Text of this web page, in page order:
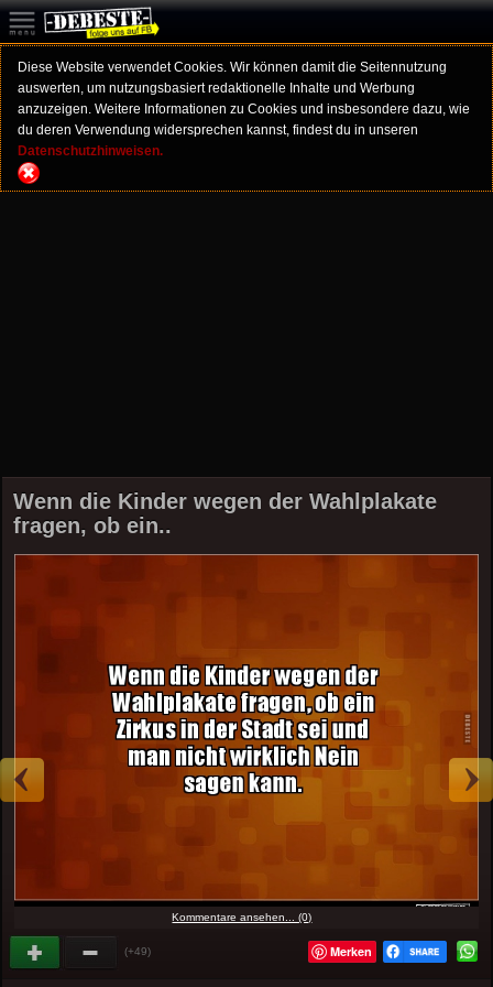
Diese Website verwendet Cookies. Wir können damit die Seitennutzung
auswerten, um nutzungsbasiert redaktionelle Inhalte und Werbung
anzuzeigen. Weitere Informationen zu Cookies und insbesondere dazu, wie
du deren Verwendung widersprechen kannst, findest du in unseren
Datenschutzhinweisen.
Wenn die Kinder wegen der Wahlplakate
fragen, ob ein..
Kommentare ansehen... (0)
(+49) Merken